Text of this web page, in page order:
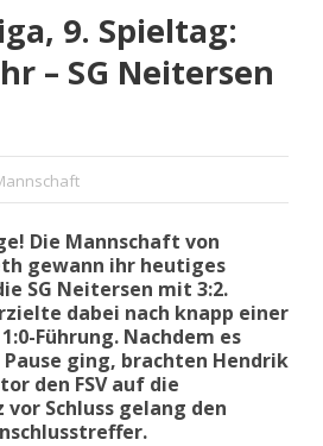
9. Spieltag:
– SG Neitersen
Die Mannschaft von
gewann ihr heutiges
SG Neitersen mit 3:2.
dabei nach knapp einer
Führung. Nachdem es
ging, brachten Hendrik
den FSV auf die
vor Schluss gelang den